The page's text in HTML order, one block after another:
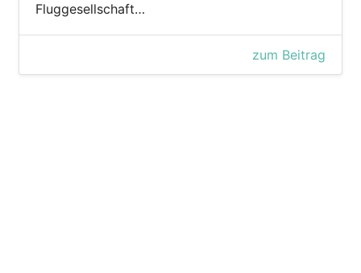
Fluggesellschaft…
zum Beitrag